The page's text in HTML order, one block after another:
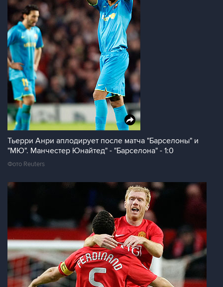
Тьерри Анри аплодирует после матча "Барселоны" и
"МЮ". Манчестер Юнайтед" - "Барселона" - 1:0
Фото Reuters